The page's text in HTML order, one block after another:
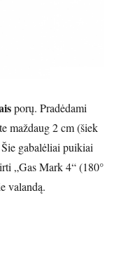
porų. Pradėdami
maždaug 2 cm (šiek
gabalėliai puikiai
„Gas Mark 4“ (180°
valandą.